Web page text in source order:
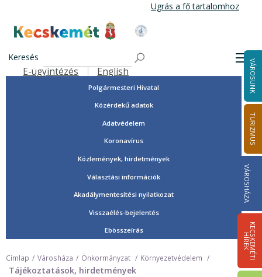
tartalomra
Ugrás a fő tartalomhoz
Kecskemét Város Honlapja
Keresés
Felső navigáció
E-ügyintézés English VÁROSUNK
TURIZMUS
VÁROSHÁZA
K
E
C
S
K
E
M
É
T
I
HÍ
R
E
K
Tisztségviselők, képviselők
Országgyűlési képviselők
Önkormányzat
Polgármesteri Hivatal
Közérdekű adatok
Adatvédelem
Koronavírus
Közlemények, hirdetmények
Választási információk
Akadálymentesítési nyilatkozat
Visszaélés-bejelentés
Ebösszeírás
Címlap Városháza Önkormányzat Környezetvédelem
Tájékoztatások, hirdetmények